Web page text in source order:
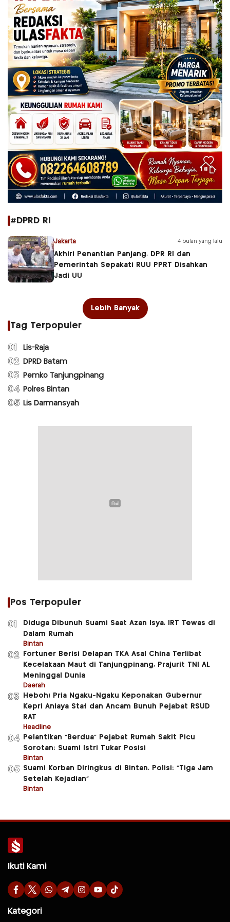
#DPRD RI
Jakarta 4 bulan yang lalu
Akhiri Penantian Panjang, DPR RI dan
Pemerintah Sepakati RUU PPRT Disahkan
Jadi UU
Lebih Banyak
Tag Terpopuler
01 Lis-Raja
02 DPRD Batam
03 Pemko Tanjungpinang
04 Polres Bintan
05 Lis Darmansyah
Pos Terpopuler
01
Diduga Dibunuh Suami Saat Azan Isya, IRT Tewas di
Dalam Rumah
Bintan
02
Fortuner Berisi Delapan TKA Asal China Terlibat
Kecelakaan Maut di Tanjungpinang, Prajurit TNI AL
Meninggal Dunia
Daerah
03
Heboh! Pria Ngaku-Ngaku Keponakan Gubernur
Kepri Aniaya Staf dan Ancam Bunuh Pejabat RSUD
RAT
Headline
04
Pelantikan “Berdua” Pejabat Rumah Sakit Picu
Sorotan: Suami Istri Tukar Posisi
Bintan
05 Suami Korban Diringkus di Bintan, Polisi: “Tiga Jam
Setelah Kejadian”
Bintan
Ikuti Kami
Kategori